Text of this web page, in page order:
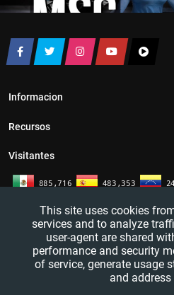
Informacion
Recursos
Visitantes
This site uses cookies
services and to analyze
user-agent are shared
performance and security
of service, generate usage
and address